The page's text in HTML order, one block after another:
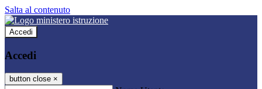
Salta al contenuto
Accedi
Accedi
button close ×